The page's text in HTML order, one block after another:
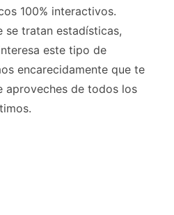
100% interactivos.
se tratan estadísticas,
este tipo de
encarecidamente que te
aproveches de todos los